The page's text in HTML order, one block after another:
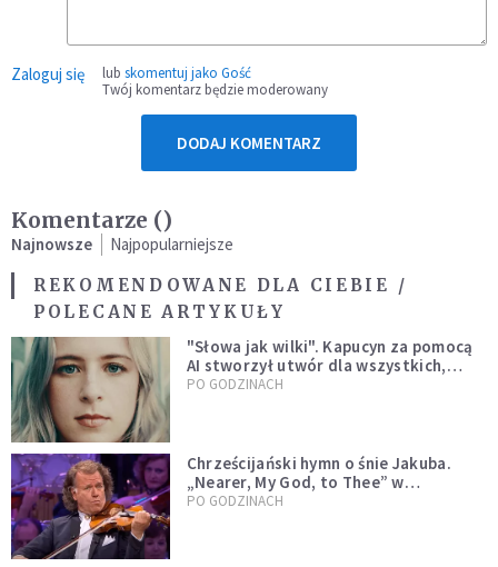
Zaloguj się lub skomentuj jako Gość
Twój komentarz będzie moderowany
DODAJ KOMENTARZ
Komentarze ()
Najnowsze
Najpopularniejsze
REKOMENDOWANE DLA CIEBIE /
POLECANE ARTYKUŁY
"Słowa jak wilki". Kapucyn za pomocą
AI stworzył utwór dla wszystkich,
którzy doświadczają hejtu
PO GODZINACH
Chrześcijański hymn o śnie Jakuba.
„Nearer, My God, to Thee” w
wykonaniu André Rieu [WIDEO]
PO GODZINACH